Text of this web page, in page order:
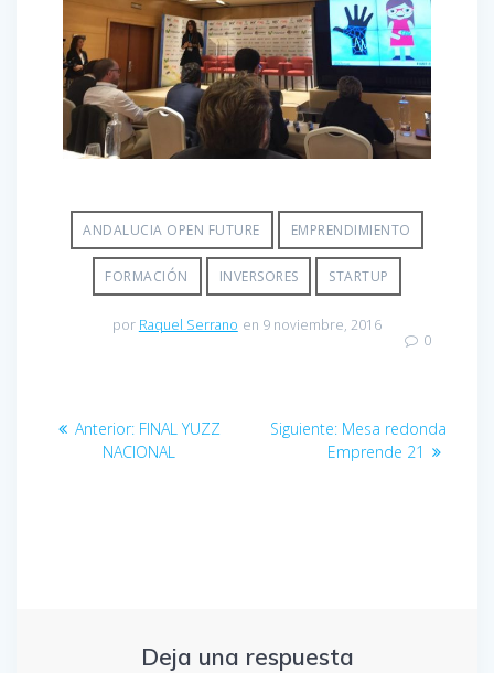
ANDALUCIA OPEN FUTURE EMPRENDIMIENTO
FORMACIÓN INVERSORES STARTUP
por Raquel Serrano en 9 noviembre, 2016
0
Navegación
Anterior: Entrada
anterior:
FINAL YUZZ
NACIONAL
Siguiente: Entrada
siguiente:
Mesa redonda
Emprende 21
Deja una respuesta